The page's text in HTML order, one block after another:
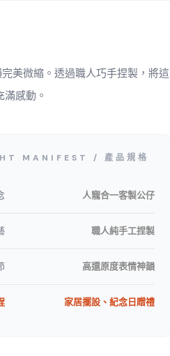
美微縮。透過職人巧手捏製，將這
感動。
MANIFEST / 產品規格
人寵合一客製公仔
職人純手工捏製
高還原度表情神韻
家居擺設、紀念日贈禮